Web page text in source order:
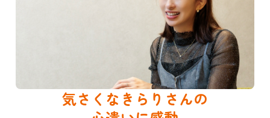
気さくなきらりさんの